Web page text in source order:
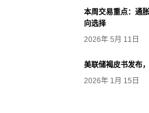
本周交易重点：通
向选择
2026年 5月 11日
美联储褐皮书发布
2026年 1月 15日